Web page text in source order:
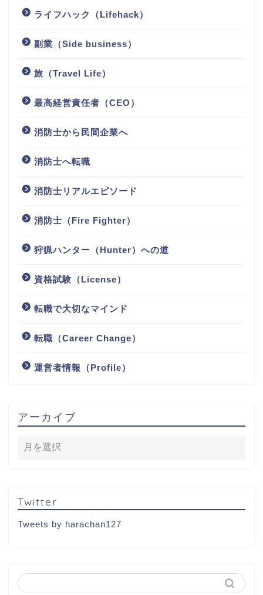
ライフハック（Lifehack）
副業（Side business）
旅（Travel Life）
最高経営責任者（CEO）
消防士から民間企業へ
消防士へ転職
消防士リアルエピソード
消防士（Fire Fighter）
狩猟ハンター（Hunter）への道
資格試験（License）
転職で大切なマインド
転職（Career Change）
運営者情報（Profile）
アーカイブ
Twitter
Tweets by harachan127